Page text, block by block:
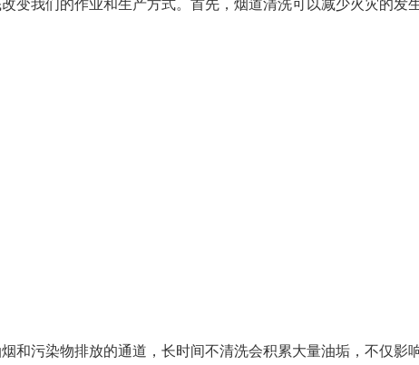
和污染物排放的通道，长时间不清洗会积累大量油垢，不仅影